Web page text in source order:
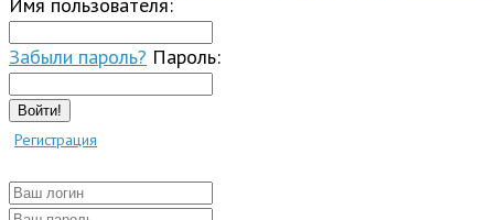
Забыли пароль? Пароль:
Войти!
Регистрация